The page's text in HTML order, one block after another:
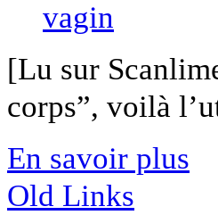
[Lu sur
corps”, voilà
En savoir plus
Old Links